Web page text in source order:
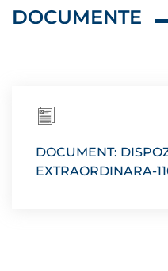
DOCUMENTE
DOCUMENT:
EXTRAORDINARA-